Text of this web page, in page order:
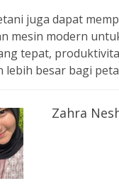
juga dapat
mesin modern
tepat,
lebih besar bagi
Zahra